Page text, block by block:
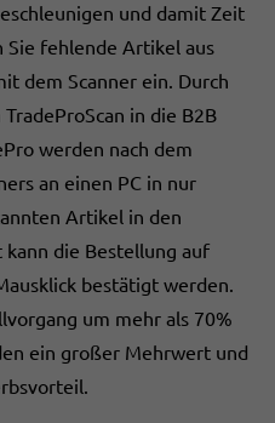
und damit Zeit
Sie fehlende Artikel aus
dem Scanner ein. Durch
in die B2B
werden nach dem
an einen PC in nur
Artikel in den
die Bestellung auf
bestätigt werden.
um mehr als 70%
ein großer Mehrwert und